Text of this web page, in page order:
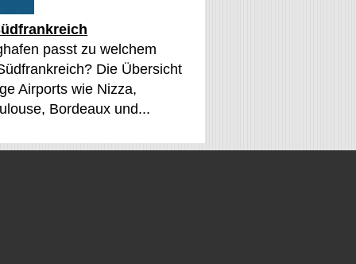
passt zu welchem
Die Übersicht
Airports wie Nizza,
Bordeaux und...